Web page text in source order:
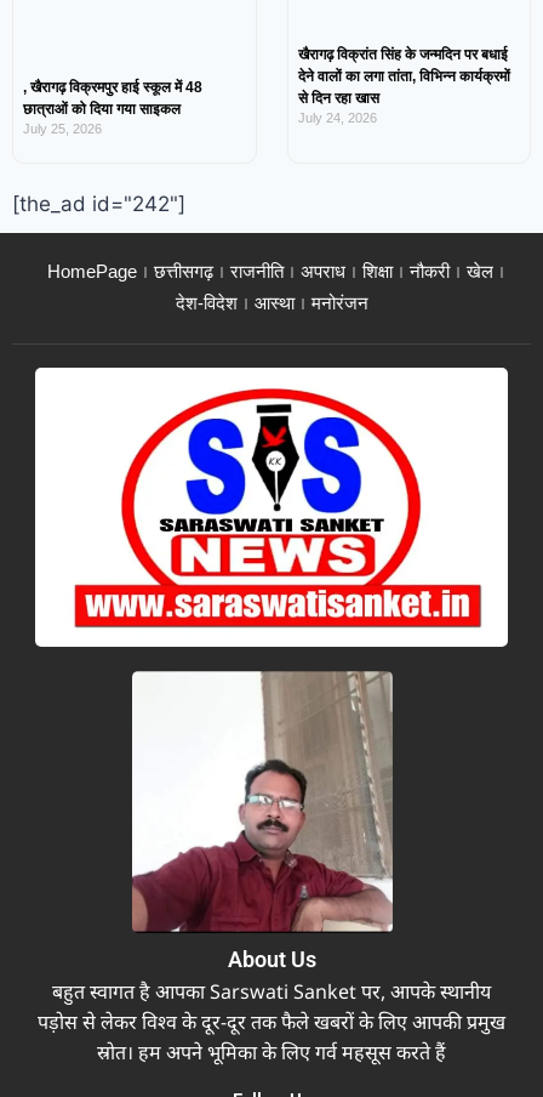
, खैरागढ़ विक्रमपुर हाई स्कूल में 48
छात्राओं को दिया गया साइकल
July 25, 2026
खैरागढ़ विक्रांत सिंह के जन्मदिन पर बधाई
देने वालों का लगा तांता, विभिन्न कार्यक्रमों
से दिन रहा खास
July 24, 2026
[the_ad id="242"]
HomePage छत्तीसगढ़ राजनीति अपराध शिक्षा नौकरी
खेल
देश-विदेश
आस्था मनोरंजन
About Us
बहुत स्वागत है आपका Sarswati Sanket पर, आपके स्थानीय
पड़ोस से लेकर विश्व के दूर-दूर तक फैले खबरों के लिए आपकी प्रमुख
स्रोत। हम अपने भूमिका के लिए गर्व महसूस करते हैं